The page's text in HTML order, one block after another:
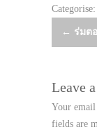
Categorise:
Post
← ร่มต
Leave
Your
fields are